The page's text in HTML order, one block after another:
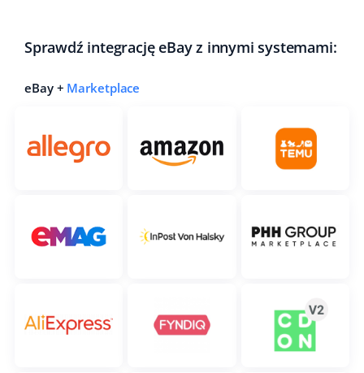
Sprawdź integrację eBay z innymi systemami:
eBay + Marketplace